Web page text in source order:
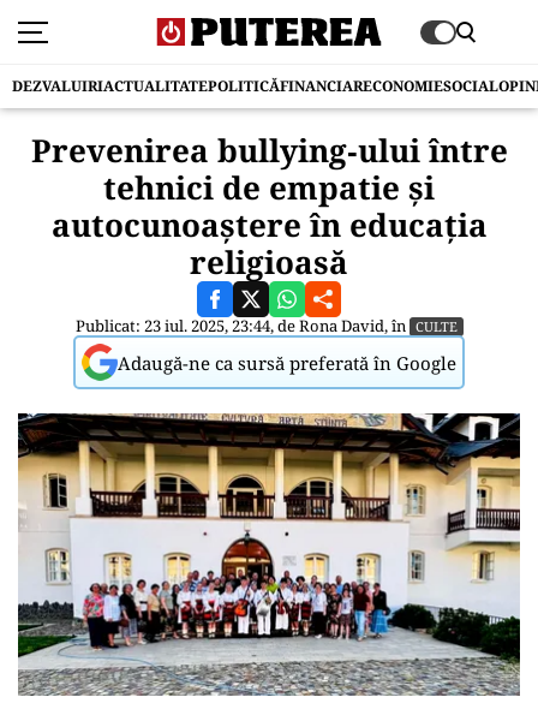
DEZVALUIRIACTUALITATEPOLITICĂFINANCIARECONOMIESOCIAL
Prevenirea bullying‑ului între
tehnici de empatie și
autocunoaștere în educația
religioasă
Publicat: 23 iul. 2025, 23:44, deRona David, în CULTE
Adaugă-ne ca sursă preferată în Google